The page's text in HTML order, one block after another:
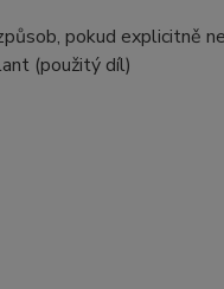
pokud explicitně
(použitý díl)